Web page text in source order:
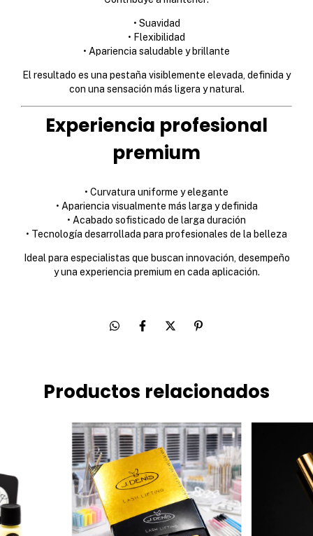
• Suavidad
• Flexibilidad
• Apariencia saludable y brillante
El resultado es una pestaña visiblemente elevada, definida y
con una sensación más ligera y natural.
Experiencia profesional
premium
• Curvatura uniforme y elegante
• Apariencia visualmente más larga y definida
• Acabado sofisticado de larga duración
• Tecnología desarrollada para profesionales de la belleza
Ideal para especialistas que buscan innovación, desempeño
y una experiencia premium en cada aplicación.
Productos relacionados